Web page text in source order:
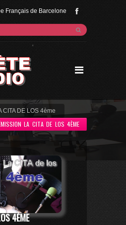
Français de Barcelone
'
CITA DE LOS 4ème
LA CITA DE LOS 4ÈME
4ÈME